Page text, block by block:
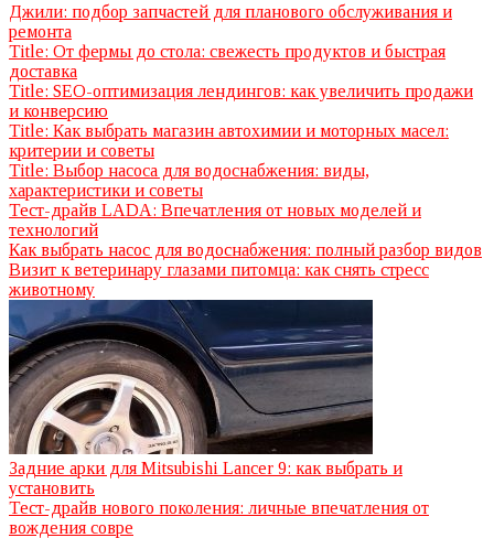
Джили: подбор запчастей для планового обслуживания и
ремонта
Title: От фермы до стола: свежесть продуктов и быстрая
доставка
Title: SEO-оптимизация лендингов: как увеличить продажи
и конверсию
Title: Как выбрать магазин автохимии и моторных масел:
критерии и советы
Title: Выбор насоса для водоснабжения: виды,
характеристики и советы
Тест-драйв LADA: Впечатления от новых моделей и
технологий
Как выбрать насос для водоснабжения: полный разбор видов
Визит к ветеринару глазами питомца: как снять стресс
животному
Задние арки для Mitsubishi Lancer 9: как выбрать и
установить
Тест-драйв нового поколения: личные впечатления от
вождения совре